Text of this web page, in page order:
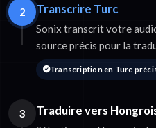
2 Transcrire Turc
Sonix transcrit votre
source précis pour la
Transcription en Turc
3 Traduire vers